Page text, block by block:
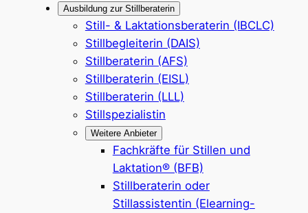
Ausbildung zur Stillberaterin
Still- & Laktationsberaterin (IBCLC)
Stillbegleiterin (DAIS)
Stillberaterin (AFS)
Stillberaterin (EISL)
Stillberaterin (LLL)
Stillspezialistin
Weitere Anbieter
Fachkräfte für Stillen und
Laktation® (BFB)
Stillberaterin oder
Stillassistentin (Elearning-